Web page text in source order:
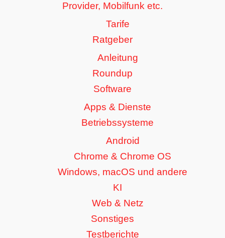
Provider, Mobilfunk etc.
Tarife
Ratgeber
Anleitung
Roundup
Software
Apps & Dienste
Betriebssysteme
Android
Chrome & Chrome OS
Windows, macOS und andere
KI
Web & Netz
Sonstiges
Testberichte